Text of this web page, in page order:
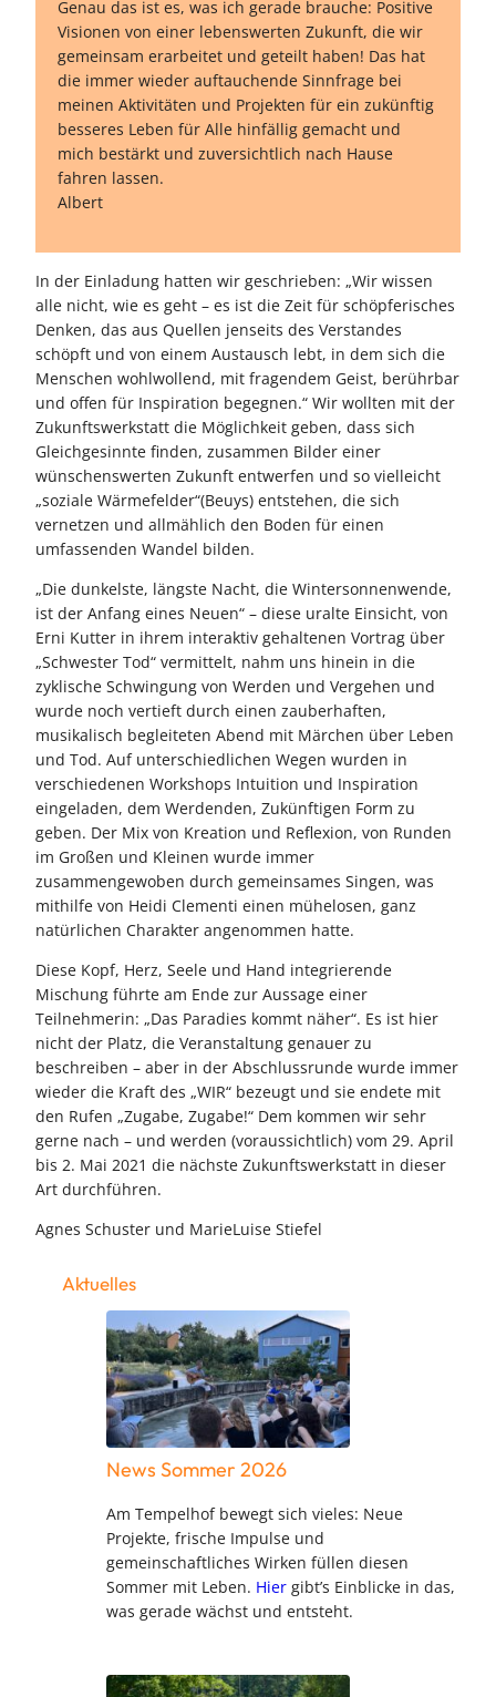
Genau das ist es, was ich gerade brauche: Positive
Visionen von einer lebenswerten Zukunft, die wir
gemeinsam erarbeitet und geteilt haben! Das hat
die immer wieder auftauchende Sinnfrage bei
meinen Aktivitäten und Projekten für ein zukünftig
besseres Leben für Alle hinfällig gemacht und
mich bestärkt und zuversichtlich nach Hause
fahren lassen.
Albert
In der Einladung hatten wir geschrieben: „Wir wissen
alle nicht, wie es geht – es ist die Zeit für schöpferisches
Denken, das aus Quellen jenseits des Verstandes
schöpft und von einem Austausch lebt, in dem sich die
Menschen wohlwollend, mit fragendem Geist, berührbar
und offen für Inspiration begegnen.“ Wir wollten mit der
Zukunftswerkstatt die Möglichkeit geben, dass sich
Gleichgesinnte finden, zusammen Bilder einer
wünschenswerten Zukunft entwerfen und so vielleicht
„soziale Wärmefelder“(Beuys) entstehen, die sich
vernetzen und allmählich den Boden für einen
umfassenden Wandel bilden.
„Die dunkelste, längste Nacht, die Wintersonnenwende,
ist der Anfang eines Neuen“ – diese uralte Einsicht, von
Erni Kutter in ihrem interaktiv gehaltenen Vortrag über
„Schwester Tod“ vermittelt, nahm uns hinein in die
zyklische Schwingung von Werden und Vergehen und
wurde noch vertieft durch einen zauberhaften,
musikalisch begleiteten Abend mit Märchen über Leben
und Tod. Auf unterschiedlichen Wegen wurden in
verschiedenen Workshops Intuition und Inspiration
eingeladen, dem Werdenden, Zukünftigen Form zu
geben. Der Mix von Kreation und Reflexion, von Runden
im Großen und Kleinen wurde immer
zusammengewoben durch gemeinsames Singen, was
mithilfe von Heidi Clementi einen mühelosen, ganz
natürlichen Charakter angenommen hatte.
Diese Kopf, Herz, Seele und Hand integrierende
Mischung führte am Ende zur Aussage einer
Teilnehmerin: „Das Paradies kommt näher“. Es ist hier
nicht der Platz, die Veranstaltung genauer zu
beschreiben – aber in der Abschlussrunde wurde immer
wieder die Kraft des „WIR“ bezeugt und sie endete mit
den Rufen „Zugabe, Zugabe!“ Dem kommen wir sehr
gerne nach – und werden (voraussichtlich) vom 29. April
bis 2. Mai 2021 die nächste Zukunftswerkstatt in dieser
Art durchführen.
Agnes Schuster und MarieLuise Stiefel
Aktuelles
News Sommer 2026
Am Tempelhof bewegt sich vieles: Neue
Projekte, frische Impulse und
gemeinschaftliches Wirken füllen diesen
Sommer mit Leben. Hier gibt’s Einblicke in das,
was gerade wächst und entsteht.